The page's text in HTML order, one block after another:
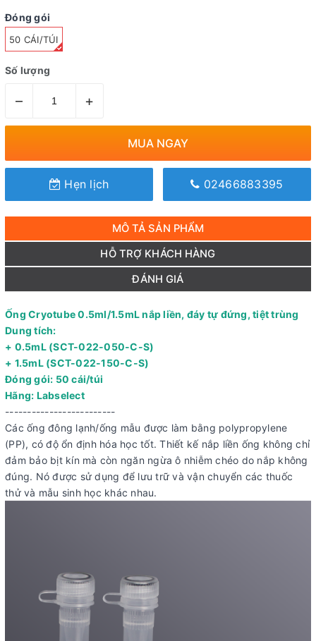
Đóng gói
50 CÁI/TÚI
Số lượng
– +
MUA NGAY
Hẹn lịch 02466883395
MÔ TẢ SẢN PHẨM
HỖ TRỢ KHÁCH HÀNG
ĐÁNH GIÁ
Ống Cryotube 0.5ml/1.5mL nắp liền, đáy tự đứng, tiệt trùng
Dung tích:
+ 0.5mL (SCT-022-050-C-S)
+ 1.5mL (SCT-022-150-C-S)
Đóng gói: 50 cái/túi
Hãng: Labselect
-------------------------
Các ống đông lạnh/ống mẫu được làm bằng polypropylene
(PP), có độ ổn định hóa học tốt. Thiết kế nắp liền ống không chỉ
đảm bảo bịt kín mà còn ngăn ngừa ô nhiễm chéo do nắp không
đúng. Nó được sử dụng để lưu trữ và vận chuyển các thuốc
thử và mẫu sinh học khác nhau.